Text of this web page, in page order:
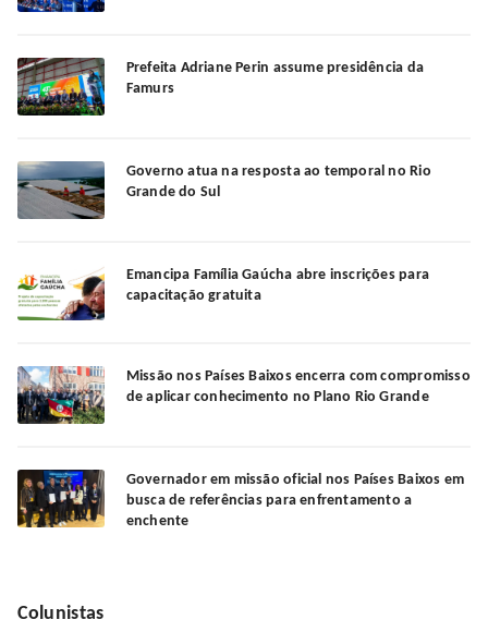
Prefeita Adriane Perin assume presidência da
Famurs
Governo atua na resposta ao temporal no Rio
Grande do Sul
Emancipa Família Gaúcha abre inscrições para
capacitação gratuita
Missão nos Países Baixos encerra com compromisso
de aplicar conhecimento no Plano Rio Grande
Governador em missão oficial nos Países Baixos em
busca de referências para enfrentamento a
enchente
Colunistas